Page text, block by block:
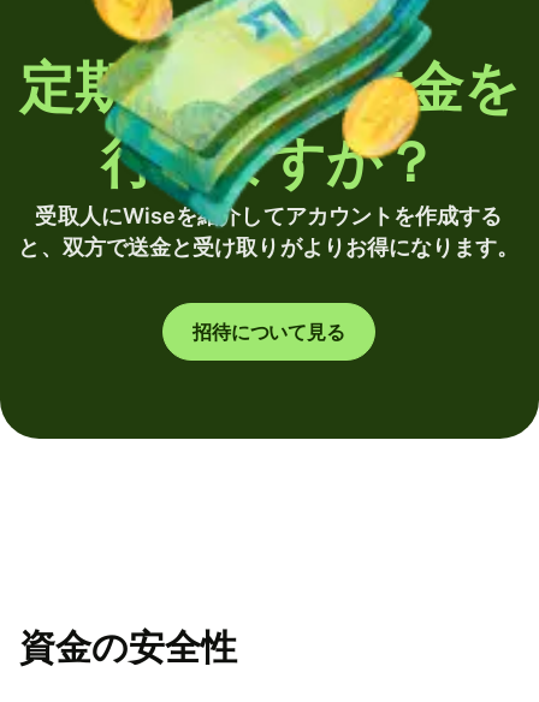
定期的に海外送金を
行いますか？
受取人にWiseを紹介してアカウントを作成する
と、双方で送金と受け取りがよりお得になります。
招待について見る
資金の安全性